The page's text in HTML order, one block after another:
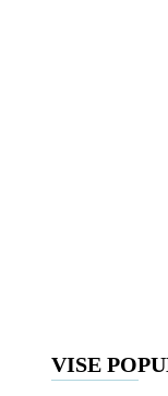
VISE